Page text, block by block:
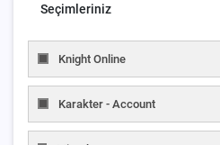
Seçimleriniz
Knight Online
Karakter - Account